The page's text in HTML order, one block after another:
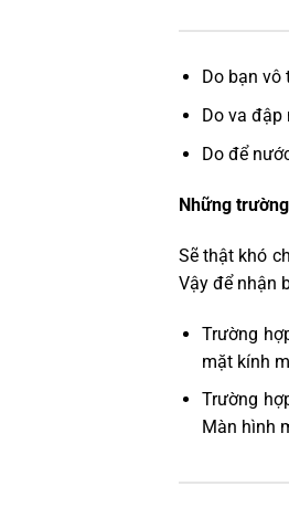
Do bạn vô
Do va đập
Do để
Những
Sẽ thật khó
Vậy để nhận
Trường
mặt kính
Trường
Màn hình